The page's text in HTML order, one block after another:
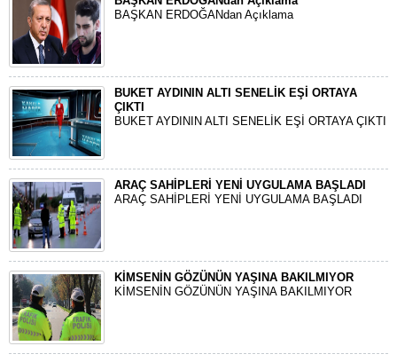
BAŞKAN ERDOĞANdan Açıklama
BUKET AYDININ ALTI SENELİK EŞİ ORTAYA
ÇIKTI
BUKET AYDININ ALTI SENELİK EŞİ ORTAYA ÇIKTI
ARAÇ SAHİPLERİ YENİ UYGULAMA BAŞLADI
ARAÇ SAHİPLERİ YENİ UYGULAMA BAŞLADI
KİMSENİN GÖZÜNÜN YAŞINA BAKILMIYOR
KİMSENİN GÖZÜNÜN YAŞINA BAKILMIYOR